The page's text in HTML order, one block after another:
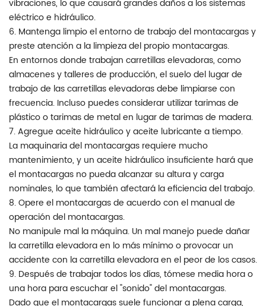
vibraciones, lo que causará grandes daños a los sistemas
eléctrico e hidráulico.
6. Mantenga limpio el entorno de trabajo del montacargas y
preste atención a la limpieza del propio montacargas.
En entornos donde trabajan carretillas elevadoras, como
almacenes y talleres de producción, el suelo del lugar de
trabajo de las carretillas elevadoras debe limpiarse con
frecuencia. Incluso puedes considerar utilizar tarimas de
plástico o tarimas de metal en lugar de tarimas de madera.
7. Agregue aceite hidráulico y aceite lubricante a tiempo.
La maquinaria del montacargas requiere mucho
mantenimiento, y un aceite hidráulico insuficiente hará que
el montacargas no pueda alcanzar su altura y carga
nominales, lo que también afectará la eficiencia del trabajo.
8. Opere el montacargas de acuerdo con el manual de
operación del montacargas.
No manipule mal la máquina. Un mal manejo puede dañar
la carretilla elevadora en lo más mínimo o provocar un
accidente con la carretilla elevadora en el peor de los casos.
9. Después de trabajar todos los días, tómese media hora o
una hora para escuchar el "sonido" del montacargas.
Dado que el montacargas suele funcionar a plena carga,